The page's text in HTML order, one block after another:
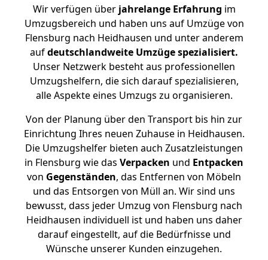
Wir verfügen überjahrelange Erfahrung im
Umzugsbereich und haben uns auf Umzüge von
Flensburg nach Heidhausen und unter anderem
aufdeutschlandweite Umzüge spezialisiert.
Unser Netzwerk besteht aus professionellen
Umzugshelfern, die sich darauf spezialisieren,
alle Aspekte eines Umzugs zu organisieren.
Von der Planung über den Transport bis hin zur
Einrichtung Ihres neuen Zuhause in Heidhausen.
Die Umzugshelfer bieten auch Zusatzleistungen
in Flensburg wie das Verpacken und Entpacken
von Gegenständen, das Entfernen von Möbeln
und das Entsorgen von Müll an. Wir sind uns
bewusst, dass jeder Umzug von Flensburg nach
Heidhausen individuell ist und haben uns daher
darauf eingestellt, auf die Bedürfnisse und
Wünsche unserer Kunden einzugehen.